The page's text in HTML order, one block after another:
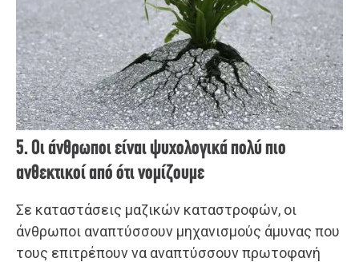
5. Οι άνθρωποι είναι ψυχολογικά πολύ πιο
ανθεκτικοί από ότι νομίζουμε
Σε καταστάσεις μαζικών καταστροφών, οι
άνθρωποι αναπτύσσουν μηχανισμούς άμυνας που
τους επιτρέπουν να αναπτύσσουν πρωτοφανή